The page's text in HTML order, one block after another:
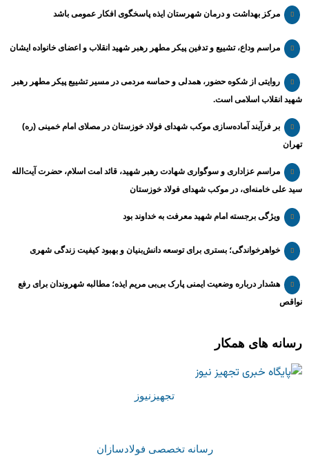
مرکز بهداشت و درمان شهرستان ایذه پاسخگوی افکار عمومی باشد
مراسم وداع، تشییع و تدفین پیکر مطهر رهبر شهید انقلاب و اعضای خانواده ایشان
روایتی از شکوه حضور، همدلی و حماسه مردمی در مسیر تشییع پیکر مطهر رهبر
شهید انقلاب اسلامی است.
بر فرآیند آماده‌سازی موکب شهدای فولاد خوزستان در مصلای امام خمینی (ره)
تهران
مراسم عزاداری و سوگواری شهادت رهبر شهید، قائد امت اسلام، حضرت آیت‌الله
سید علی خامنه‌ای، در موکب شهدای فولاد خوزستان
ویژگی برجسته امام شهید معرفت به خداوند بود
خواهرخواندگی؛ بستری برای توسعه دانش‌بنیان و بهبود کیفیت زندگی شهری
هشدار درباره وضعیت ایمنی پارک بی‌بی مریم ایذه؛ مطالبه شهروندان برای رفع
نواقص
رسانه های همکار
تجهیزنیوز
رسانه تخصصی فولادسازان